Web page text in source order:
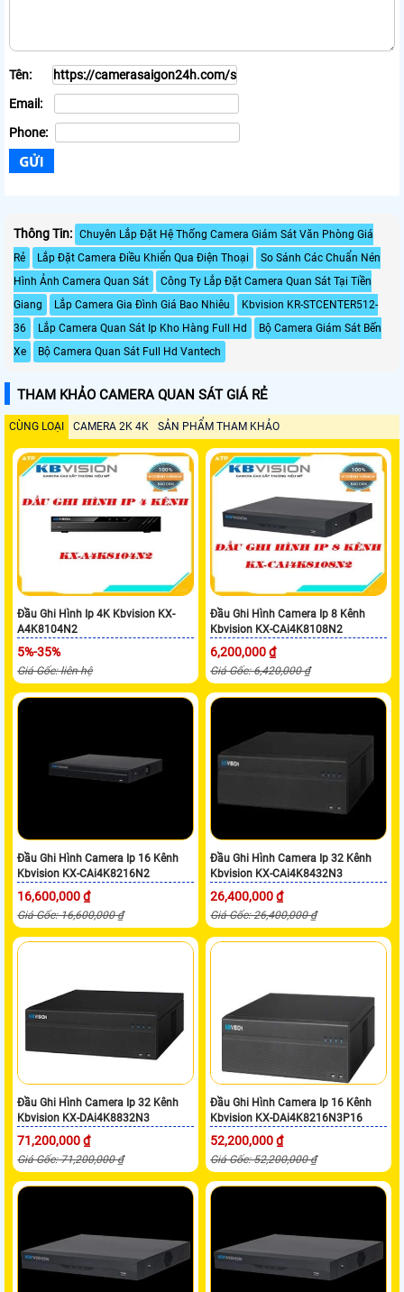
Tên:
Email:
Phone:
Thông Tin: Chuyên Lắp Đặt Hệ Thống Camera Giám Sát Văn Phòng Giá
Rẻ
Lắp Đặt Camera Điều Khiển Qua Điện Thoại
So Sánh Các Chuẩn Nén
Hình Ảnh Camera Quan Sát
Công Ty Lắp Đặt Camera Quan Sát Tại Tiền
Giang
Lắp Camera Gia Đình Giá Bao Nhiêu
Kbvision KR-STCENTER512-
36
Lắp Camera Quan Sát Ip Kho Hàng Full Hd
Bộ Camera Giám Sát Bến
Xe
Bộ Camera Quan Sát Full Hd Vantech
THAM KHẢO CAMERA QUAN SÁT GIÁ RẺ
CÙNG LOẠI CAMERA 2K 4K SẢN PHẨM THAM KHẢO
Đầu Ghi Hình Ip 4K Kbvision KX-
A4K8104N2
5%-35%
Giá Gốc: liên hệ
Đầu Ghi Hình Camera Ip 8 Kênh
Kbvision KX-CAi4K8108N2
6,200,000 ₫
Giá Gốc: 6,420,000 ₫
Đầu Ghi Hình Camera Ip 16 Kênh
Kbvision KX-CAi4K8216N2
16,600,000 ₫
Giá Gốc: 16,600,000 ₫
Đầu Ghi Hình Camera Ip 32 Kênh
Kbvision KX-CAi4K8432N3
26,400,000 ₫
Giá Gốc: 26,400,000 ₫
Đầu Ghi Hình Camera Ip 32 Kênh
Kbvision KX-DAi4K8832N3
71,200,000 ₫
Giá Gốc: 71,200,000 ₫
Đầu Ghi Hình Camera Ip 16 Kênh
Kbvision KX-DAi4K8216N3P16
52,200,000 ₫
Giá Gốc: 52,200,000 ₫